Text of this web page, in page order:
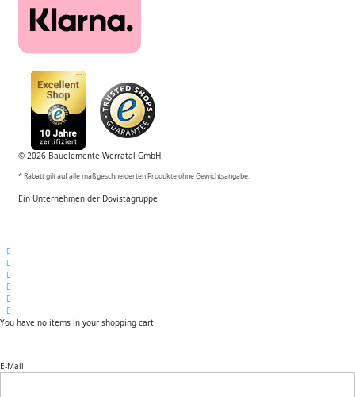
© 2026 Bauelemente Werratal GmbH
* Rabatt gilt auf alle maßgeschneiderten Produkte ohne Gewichtsangabe.
Ein Unternehmen der Dovistagruppe
You have no items in your shopping cart
E-Mail